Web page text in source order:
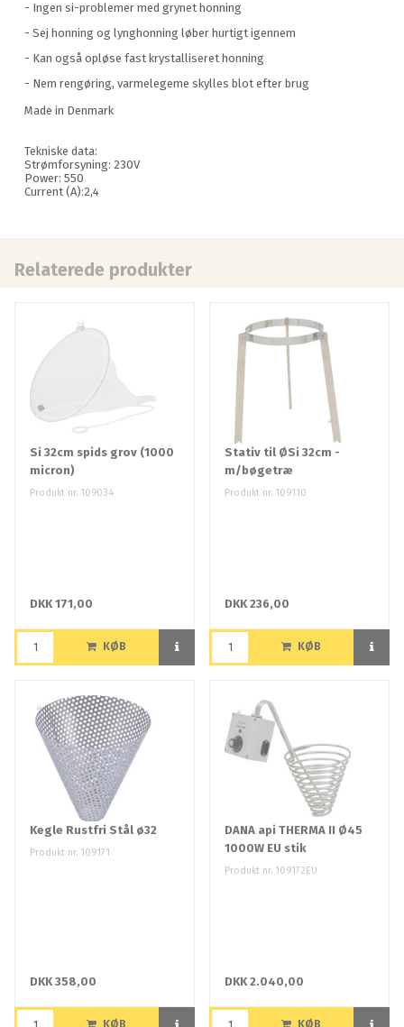
- Ingen si-problemer med grynet honning
- Sej honning og lynghonning løber hurtigt igennem
- Kan også opløse fast krystalliseret honning
- Nem rengøring, varmelegeme skylles blot efter brug
Made in Denmark
Tekniske data:
Strømforsyning: 230V
Power: 550
Current (A):2,4
Relaterede produkter
Si 32cm spids grov (1000
micron)
Produkt nr. 109034
DKK 171,00
KØB
Stativ til ØSi 32cm -
m/bøgetræ
Produkt nr. 109110
DKK 236,00
KØB
Kegle Rustfri Stål ø32
Produkt nr. 109171
DKK 358,00
KØB
DANA api THERMA II Ø45
1000W EU stik
Produkt nr. 109172EU
DKK 2.040,00
KØB